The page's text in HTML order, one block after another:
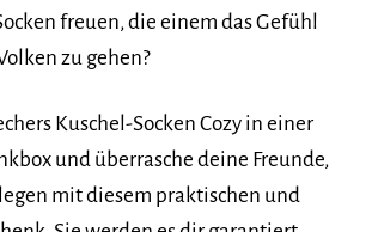
freuen, die einem das Gefühl
zu gehen?
Kuschel-Socken Cozy in einer
und überrasche deine Freunde,
mit diesem praktischen und